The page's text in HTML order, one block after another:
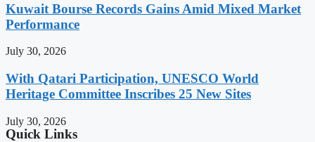
Kuwait Bourse Records Gains Amid Mixed Market
Performance
July 30, 2026
With Qatari Participation, UNESCO World
Heritage Committee Inscribes 25 New Sites
July 30, 2026
Quick Links